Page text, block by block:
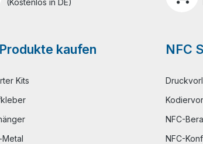
(Kostenlos in DE)
kaufen
Kits
Metal
NFC
NFC-
NFC-